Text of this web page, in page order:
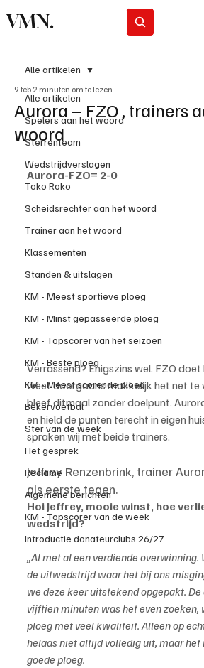
VMN.
Alle artikelen
Spelers aan het woord
Sterrenteam
Wedstrijdverslagen
Toko Roko
Scheidsrechter aan het woord
Trainer aan het woord
Klassementen
Standen & uitslagen
KM - Meest sportieve ploeg
KM - Minst gepasseerde ploeg
KM - Topscorer van het seizoen
KM - Beste ploeg
KM - Meest scorende ploeg
Bekervoetbal
Ster van de week
Het gesprek
Reclame
Algemene berichten
KM - Topscorer van de week
Introductie donateurclubs 26/27
Alle artikelen
Aurora – FZO , trainers
woord
9 feb 2 minuten om te lezen
Aurora-FZO= 2-0
Verrassend? Enigszins wel. FZO
weet doorgaans makkelijk het net te
bleef ditmaal zonder doelpunt.
en hield de punten terecht in eigen
spraken wij met beide trainers.
Jeffrey Renzenbrink, trainer
als eerste tegen.
Hoi Jeffrey, mooie winst, hoe
wedstrijd?
„Al met al een verdiende
de uitwedstrijd waar het bij ons
we deze keer uitstekend opgepakt.
vijftien minuten was het even zoeken,
ploeg met veel kwaliteit. Alleen op
helaas niet altijd volledig uit, maar het
goede ploeg.